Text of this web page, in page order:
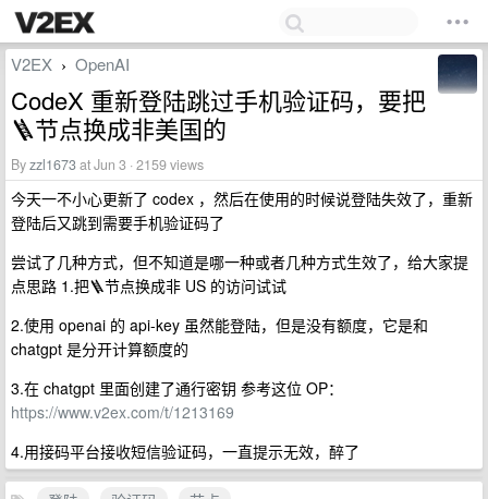
V2EX › OpenAI
CodeX 重新登陆跳过手机验证码，要把
🪜节点换成非美国的
Byzzl1673at Jun 3 · 2159 views
今天一不小心更新了 codex ，然后在使用的时候说登陆失效了，重新
登陆后又跳到需要手机验证码了
尝试了几种方式，但不知道是哪一种或者几种方式生效了，给大家提
点思路 1.把🪜节点换成非 US 的访问试试
2.使用 openai 的 api-key 虽然能登陆，但是没有额度，它是和
chatgpt 是分开计算额度的
3.在 chatgpt 里面创建了通行密钥 参考这位 OP：
https://www.v2ex.com/t/1213169
4.用接码平台接收短信验证码，一直提示无效，醉了